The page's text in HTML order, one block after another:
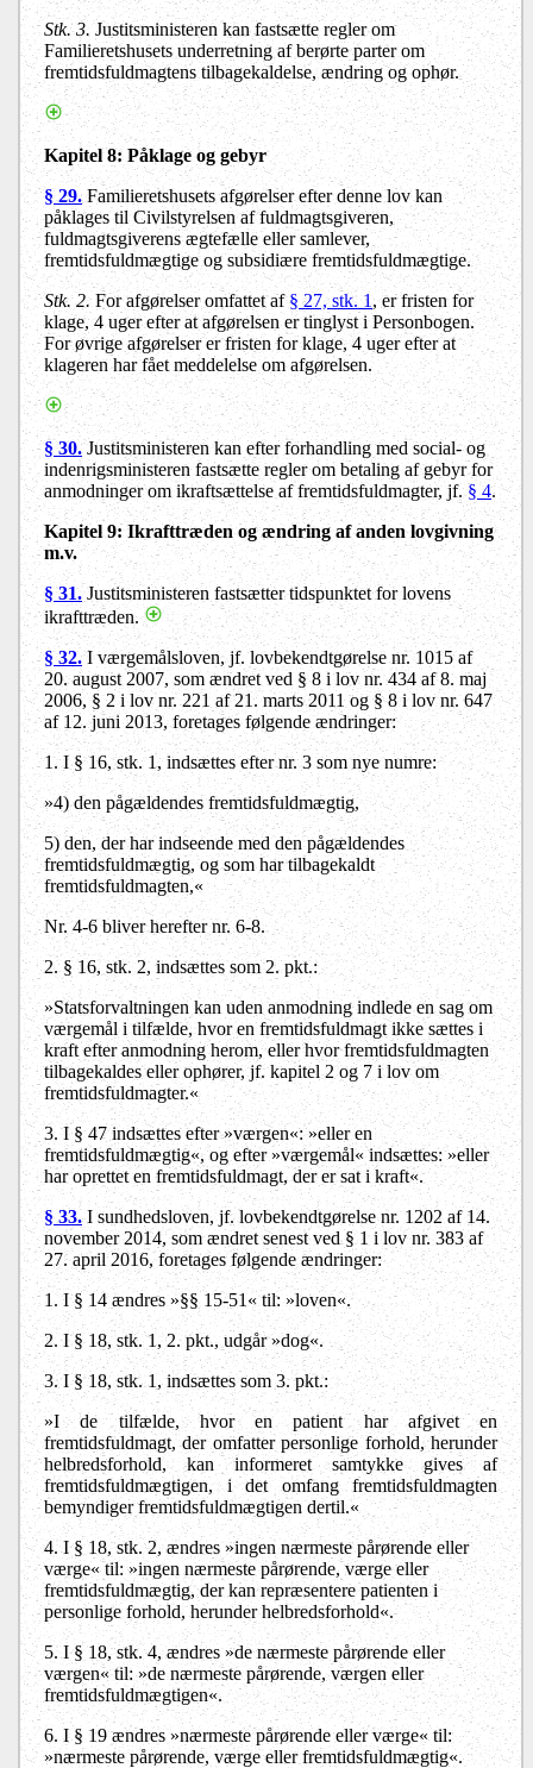
Stk. 3. Justitsministeren kan fastsætte regler om
Familieretshusets underretning af berørte parter om
fremtidsfuldmagtens tilbagekaldelse, ændring og ophør.
Kapitel 8:Påklage og gebyr
§ 29.Familieretshusets afgørelser efter denne lov kan
påklages til Civilstyrelsen af fuldmagtsgiveren,
fuldmagtsgiverens ægtefælle eller samlever,
fremtidsfuldmægtige og subsidiære fremtidsfuldmægtige.
Stk. 2.For afgørelser omfattet af§ 27, stk. 1, er fristen for
klage, 4 uger efter at afgørelsen er tinglyst i Personbogen.
For øvrige afgørelser er fristen for klage, 4 uger efter at
klageren har fået meddelelse om afgørelsen.
§ 30.Justitsministeren kan efter forhandling med social- og
indenrigsministeren fastsætte regler om betaling af gebyr for
anmodninger om ikraftsættelse af fremtidsfuldmagter, jf.§ 4.
Kapitel 9:Ikrafttræden og ændring af anden lovgivning
m.v.
§ 31.Justitsministeren fastsætter tidspunktet for lovens
ikrafttræden.
§ 32.I værgemålsloven, jf. lovbekendtgørelse nr. 1015 af
20. august 2007, som ændret ved § 8 i lov nr. 434 af 8. maj
2006, § 2 i lov nr. 221 af 21. marts 2011 og § 8 i lov nr. 647
af 12. juni 2013, foretages følgende ændringer:
1.I§ 16, stk. 1,indsættes efter nr. 3 som nye numre:
»4)den pågældendes fremtidsfuldmægtig,
5) den, der har indseende med den pågældendes
fremtidsfuldmægtig, og som har tilbagekaldt
fremtidsfuldmagten,«
Nr. 4-6 bliver herefter nr. 6-8.
2. § 16, stk. 2,indsættes som2. pkt.:
»Statsforvaltningen kan uden anmodning indlede en sag om
værgemål i tilfælde, hvor en fremtidsfuldmagt ikke sættes i
kraft efter anmodning herom, eller hvor fremtidsfuldmagten
tilbagekaldes eller ophører, jf. kapitel 2 og 7 i lov om
fremtidsfuldmagter.«
3.I§ 47indsættes efter »værgen«: »eller en
fremtidsfuldmægtig«, og efter »værgemål« indsættes: »eller
har oprettet en fremtidsfuldmagt, der er sat i kraft«.
§ 33.I sundhedsloven, jf. lovbekendtgørelse nr. 1202 af 14.
november 2014, som ændret senest ved § 1 i lov nr. 383 af
27. april 2016, foretages følgende ændringer:
1. I § 14 ændres »§§ 15-51« til: »loven«.
2.I § 18, stk. 1, 2. pkt., udgår »dog«.
3.I § 18, stk. 1, indsættes som 3. pkt.:
»I de tilfælde, hvor en patient har afgivet en
fremtidsfuldmagt, der omfatter personlige forhold, herunder
helbredsforhold, kan informeret samtykke gives af
fremtidsfuldmægtigen, i det omfang fremtidsfuldmagten
bemyndiger fremtidsfuldmægtigen dertil.«
4.I § 18, stk. 2, ændres »ingen nærmeste pårørende eller
værge« til: »ingen nærmeste pårørende, værge eller
fremtidsfuldmægtig, der kan repræsentere patienten i
personlige forhold, herunder helbredsforhold«.
5.I § 18, stk. 4, ændres »de nærmeste pårørende eller
værgen« til: »de nærmeste pårørende, værgen eller
fremtidsfuldmægtigen«.
6. I § 19 ændres »nærmeste pårørende eller værge« til:
»nærmeste pårørende, værge eller fremtidsfuldmægtig«.